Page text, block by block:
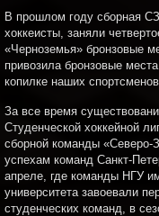
В прошлом году сборная
хоккеисты, заняли
«Черноземья» бронзовые
привозила бронзовые
копилке наших
За все время
Студенческой хоккейной
сборной команды «Северо-
успехам команд Санкт-
апреле, где команды НГУ
университета завоевали
студенческих команд, в